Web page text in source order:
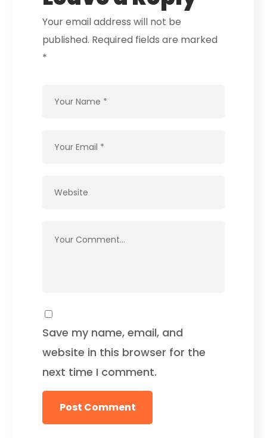
Your email address will not be
published. Required fields are marked
*
Save my name, email, and
website in this browser for the
next time I comment.